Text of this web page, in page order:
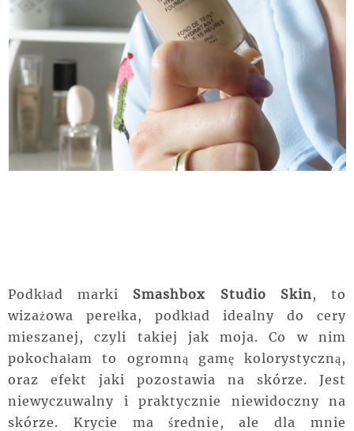
Podkład marki Smashbox Studio Skin, to
wizażowa perełka, podkład idealny do cery
mieszanej, czyli takiej jak moja. Co w nim
pokochałam to ogromną gamę kolorystyczną,
oraz efekt jaki pozostawia na skórze. Jest
niewyczuwalny i praktycznie niewidoczny na
skórze. Krycie ma średnie, ale dla mnie